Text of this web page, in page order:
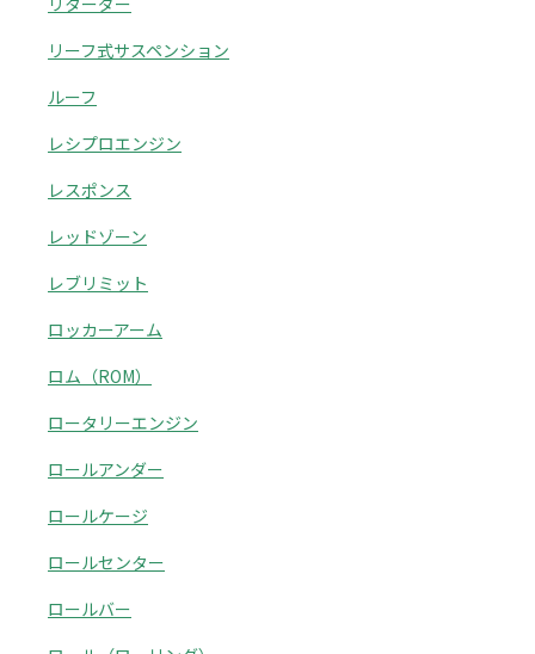
リーフ式サスペンション
ルーフ
レシプロエンジン
レスポンス
レッドゾーン
レブリミット
ロッカーアーム
ロム（ROM）
ロータリーエンジン
ロールアンダー
ロールケージ
ロールセンター
ロールバー